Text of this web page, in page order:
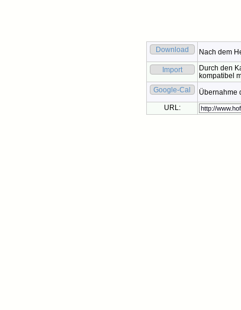
Download Nach dem
Import
Durch den
kompatibel
Google-Cal
Übernahme
URL: